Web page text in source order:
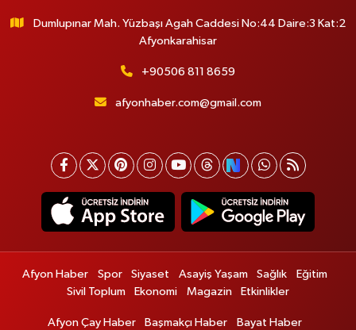
Dumlupınar Mah. Yüzbaşı Agah Caddesi No:44 Daire:3 Kat:2
Afyonkarahisar
+90506 811 8659
afyonhaber.com@gmail.com
Afyon Haber Spor Siyaset Asayiş Yaşam Sağlık
Eğitim
Sivil Toplum
Ekonomi Magazin Etkinlikler
Afyon Çay Haber Başmakçı Haber Bayat Haber